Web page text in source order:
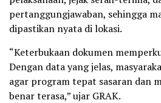
pertanggungjawaban, sehingga
dipastikan nyata di lokasi.
“Keterbukaan dokumen
Dengan data yang jelas,
agar program tepat sasaran dan
benar terasa,” ujar GRAK.